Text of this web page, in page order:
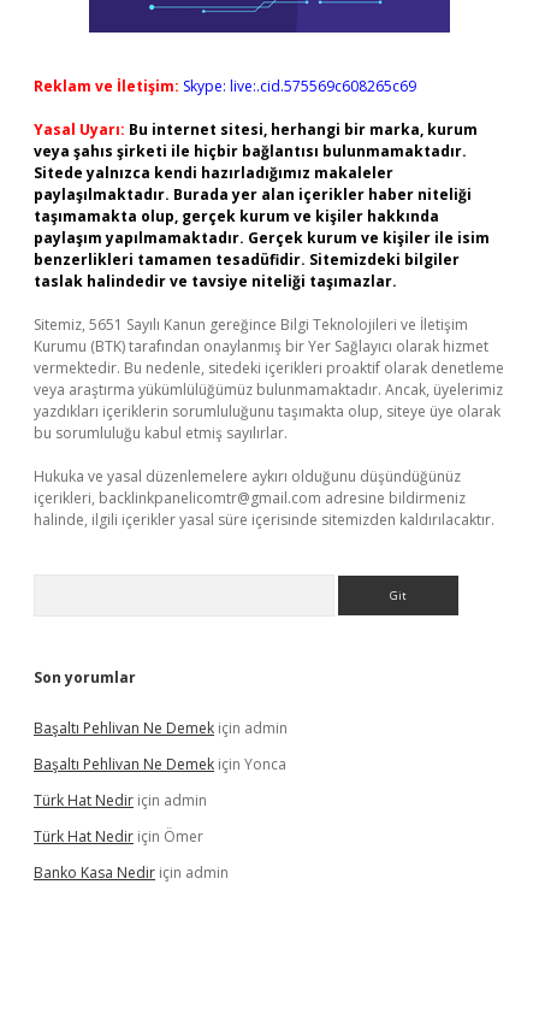
Reklam ve İletişim: Skype: live:.cid.575569c608265c69
Yasal Uyarı: Bu internet sitesi, herhangi bir marka, kurum
veya şahıs şirketi ile hiçbir bağlantısı bulunmamaktadır.
Sitede yalnızca kendi hazırladığımız makaleler
paylaşılmaktadır. Burada yer alan içerikler haber niteliği
taşımamakta olup, gerçek kurum ve kişiler hakkında
paylaşım yapılmamaktadır. Gerçek kurum ve kişiler ile isim
benzerlikleri tamamen tesadüfidir. Sitemizdeki bilgiler
taslak halindedir ve tavsiye niteliği taşımazlar.
Sitemiz, 5651 Sayılı Kanun gereğince Bilgi Teknolojileri ve İletişim
Kurumu (BTK) tarafından onaylanmış bir Yer Sağlayıcı olarak hizmet
vermektedir. Bu nedenle, sitedeki içerikleri proaktif olarak denetleme
veya araştırma yükümlülüğümüz bulunmamaktadır. Ancak, üyelerimiz
yazdıkları içeriklerin sorumluluğunu taşımakta olup, siteye üye olarak
bu sorumluluğu kabul etmiş sayılırlar.
Hukuka ve yasal düzenlemelere aykırı olduğunu düşündüğünüz
içerikleri, backlinkpanelicomtr@gmail.com adresine bildirmeniz
halinde, ilgili içerikler yasal süre içerisinde sitemizden kaldırılacaktır.
Son yorumlar
Başaltı Pehlivan Ne Demek için admin
Başaltı Pehlivan Ne Demek için Yonca
Türk Hat Nedir için admin
Türk Hat Nedir için Ömer
Banko Kasa Nedir için admin